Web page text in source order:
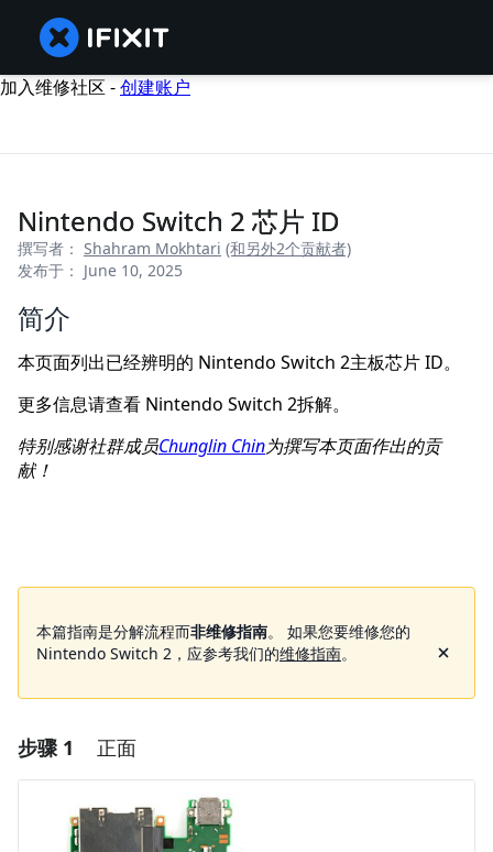
加入维修社区 -创建账户
Nintendo Switch 2 芯片 ID
撰写者： Shahram Mokhtari (和另外2个贡献者)
发布于： June 10, 2025
简介
本页面列出已经辨明的 Nintendo Switch 2主板芯片 ID。
更多信息请查看 Nintendo Switch 2拆解。
特别感谢社群成员Chunglin Chin为撰写本页面作出的贡
献！
本篇指南是分解流程而非维修指南。 如果您要维修您的
Nintendo Switch 2，应参考我们的维修指南。
步骤 1 正面